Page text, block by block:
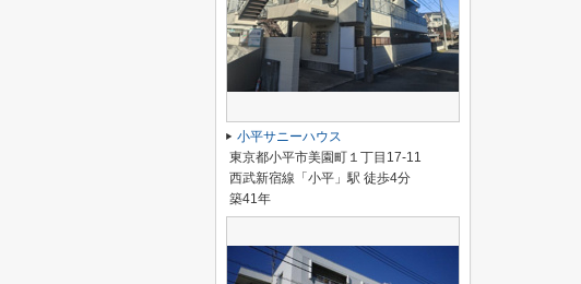
小平サニーハウス
東京都小平市美園町１丁目17-11
西武新宿線「小平」駅 徒歩4分
築41年